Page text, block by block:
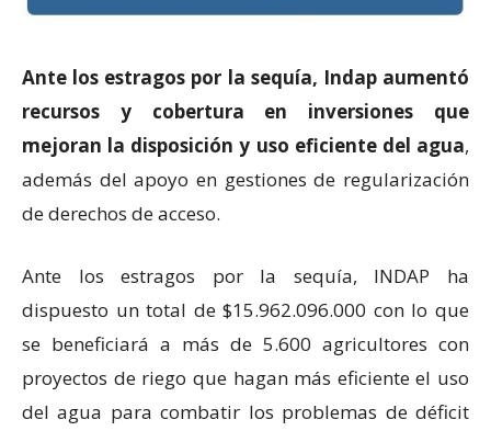
Ante los estragos por la sequía, Indap aumentó
recursos y cobertura en inversiones que
mejoran la disposición y uso eficiente del agua,
además del apoyo en gestiones de regularización
de derechos de acceso.
Ante los estragos por la sequía, INDAP ha
dispuesto un total de $15.962.096.000 con lo que
se beneficiará a más de 5.600 agricultores con
proyectos de riego que hagan más eficiente el uso
del agua para combatir los problemas de déficit